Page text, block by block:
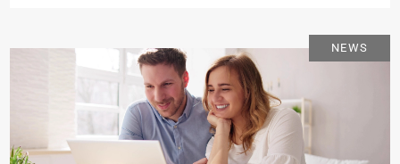
Sanierung in Einzelmaßnahmen […]
NEWS